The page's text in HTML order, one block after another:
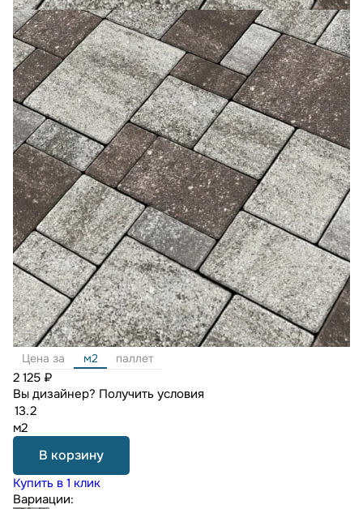
Цена за м2 паллет
2 125 ₽
Вы дизайнер? Получить условия
м2
В корзину
Купить в 1 клик
Вариации: